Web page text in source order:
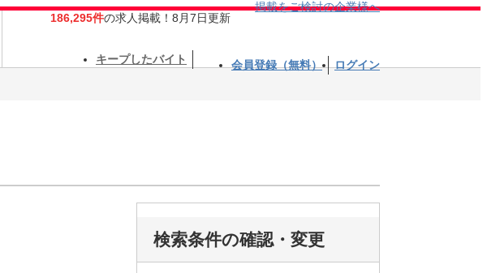
186,295件の求人掲載！8月7日更新
掲載をご検討の企業様へ
キープしたバイト 会員登録（無料） ログイン
検索条件の確認・変更